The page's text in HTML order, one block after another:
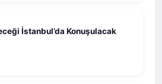
İstanbul’da Konuşulacak